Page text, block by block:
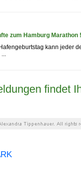
zum Hamburg Marathon
kann jeder
...
findet